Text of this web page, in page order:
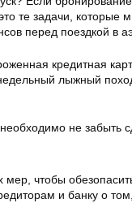
те задачи, которые
перед поездкой в
кредитная
лыжный
не забыть
мер, чтобы
и банку о